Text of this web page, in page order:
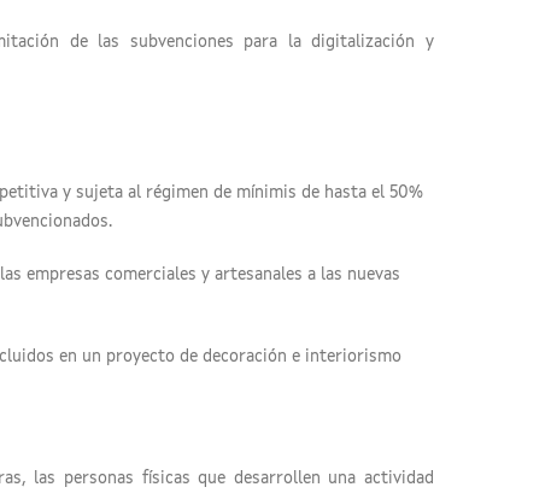
de las subvenciones para la digitalización y
y sujeta al régimen de mínimis de hasta el 50%
empresas comerciales y artesanales a las nuevas
en un proyecto de decoración e interiorismo
las personas físicas que desarrollen una actividad